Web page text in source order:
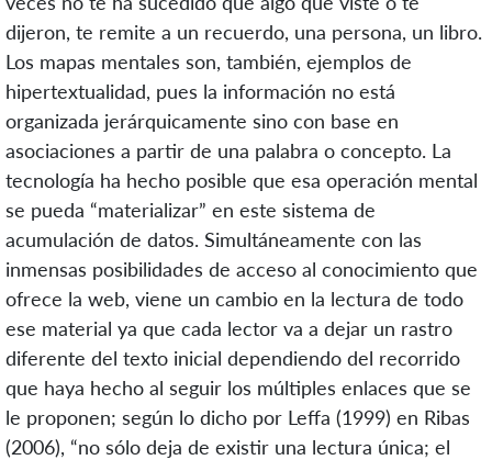
dijeron, te remite a un recuerdo, una persona, un libro.
Los mapas mentales son, también, ejemplos de
hipertextualidad, pues la información no está
organizada jerárquicamente sino con base en
asociaciones a partir de una palabra o concepto. La
tecnología ha hecho posible que esa operación mental
se pueda “materializar” en este sistema de
acumulación de datos. Simultáneamente con las
inmensas posibilidades de acceso al conocimiento que
ofrece la web, viene un cambio en la lectura de todo
ese material ya que cada lector va a dejar un rastro
diferente del texto inicial dependiendo del recorrido
que haya hecho al seguir los múltiples enlaces que se
le proponen; según lo dicho por Leffa (1999) en Ribas
(2006), “no sólo deja de existir una lectura única; el